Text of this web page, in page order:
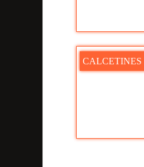
CALCETINES